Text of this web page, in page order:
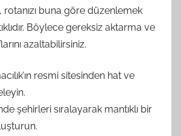
rotanızı buna göre düzenlemek
Böylece gereksiz aktarma ve
azaltabilirsiniz.
resmi sitesinden hat ve
şehirleri sıralayarak mantıklı bir